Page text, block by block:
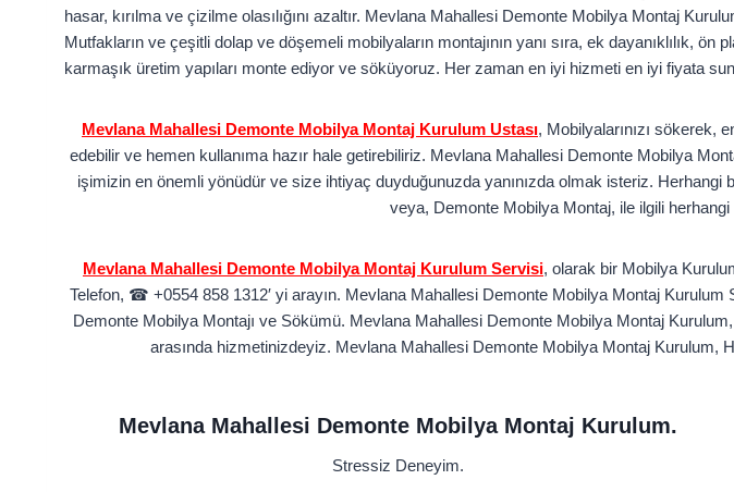
hasar, kırılma ve çizilme olasılığını azaltır. Mevlana Mahallesi Demonte Mobilya Montaj
Mutfakların ve çeşitli dolap ve döşemeli mobilyaların montajının yanı sıra, ek dayanıklılık,
karmaşık üretim yapıları monte ediyor ve söküyoruz. Her zaman en iyi hizmeti en iyi fiyata
Mevlana Mahallesi Demonte Mobilya Montaj Kurulum Ustası, Mobilyalarınızı sökerek,
edebilir ve hemen kullanıma hazır hale getirebiliriz. Mevlana Mahallesi Demonte Mobilya
işimizin en önemli yönüdür ve size ihtiyaç duyduğunuzda yanınızda olmak isteriz. Herhangi
veya, Demonte Mobilya Montaj, ile ilgili
Mevlana Mahallesi Demonte Mobilya Montaj Kurulum Servisi, olarak bir Mobilya
Telefon, ☎ +0554 858 1312′ yi arayın. Mevlana Mahallesi Demonte Mobilya Montaj
Demonte Mobilya Montajı ve Sökümü. Mevlana Mahallesi Demonte Mobilya Montaj
arasında hizmetinizdeyiz. Mevlana Mahallesi Demonte Mobilya Montaj Kurulum,
Mevlana Mahallesi Demonte Mobilya Montaj Kurulum.
Stressiz Deneyim.